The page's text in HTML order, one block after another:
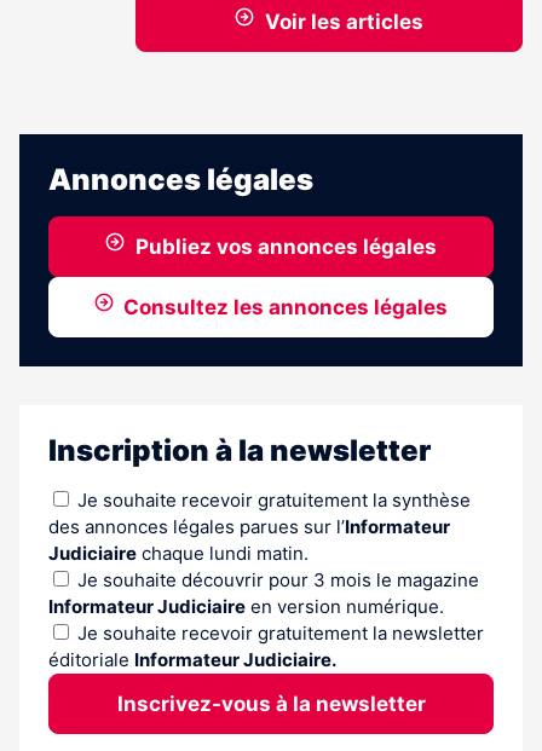
Voir les articles
Annonces légales
Publiez vos annonces légales
Consultez les annonces légales
Inscription à la newsletter
Je souhaite recevoir gratuitement la synthèse
des annonces légales parues sur l’Informateur
Judiciaire chaque lundi matin.
Je souhaite découvrir pour 3 mois le magazine
Informateur Judiciaire en version numérique.
Je souhaite recevoir gratuitement la newsletter
éditoriale Informateur Judiciaire.
Inscrivez-vous à la newsletter